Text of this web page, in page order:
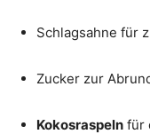
Schlagsahne für
Zucker zur
Kokosraspeln für